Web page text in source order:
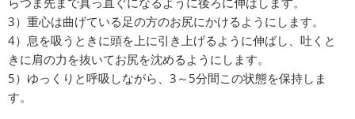
3）重心は曲げている足の方のお尻にかけるようにします。
4）息を吸うときに頭を上に引き上げるように伸ばし、吐くと
きに肩の力を抜いてお尻を沈めるようにします。
5）ゆっくりと呼吸しながら、3～5分間この状態を保持しま
す。